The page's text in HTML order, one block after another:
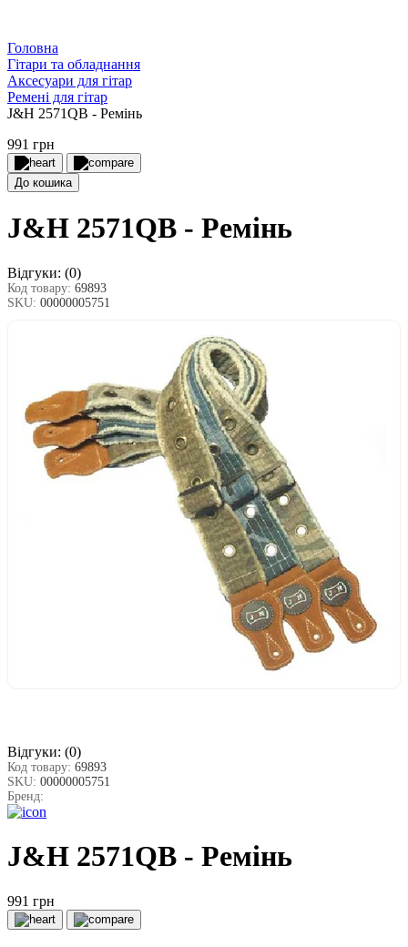
Головна
Гітари та обладнання
Аксесуари для гітар
Ремені для гітар
J&H 2571QB - Ремінь
991 грн
До кошика
J&H 2571QB - Ремінь
Відгуки: (0)
Код товару: 69893
SKU: 00000005751
Відгуки: (0)
Код товару: 69893
SKU: 00000005751
Бренд:
J&H 2571QB - Ремінь
991 грн